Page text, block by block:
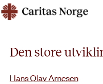
Hopp
tilCaritas
Den store
Hans Olav Arnesen